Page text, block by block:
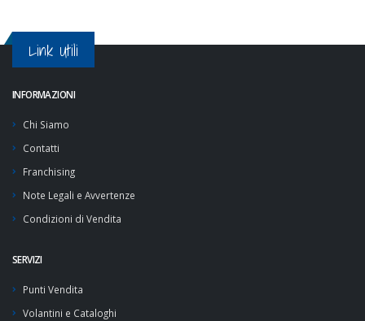
Link Utili
INFORMAZIONI
Chi Siamo
Contatti
Franchising
Note Legali e Avvertenze
Condizioni di Vendita
SERVIZI
Punti Vendita
Volantini e Cataloghi